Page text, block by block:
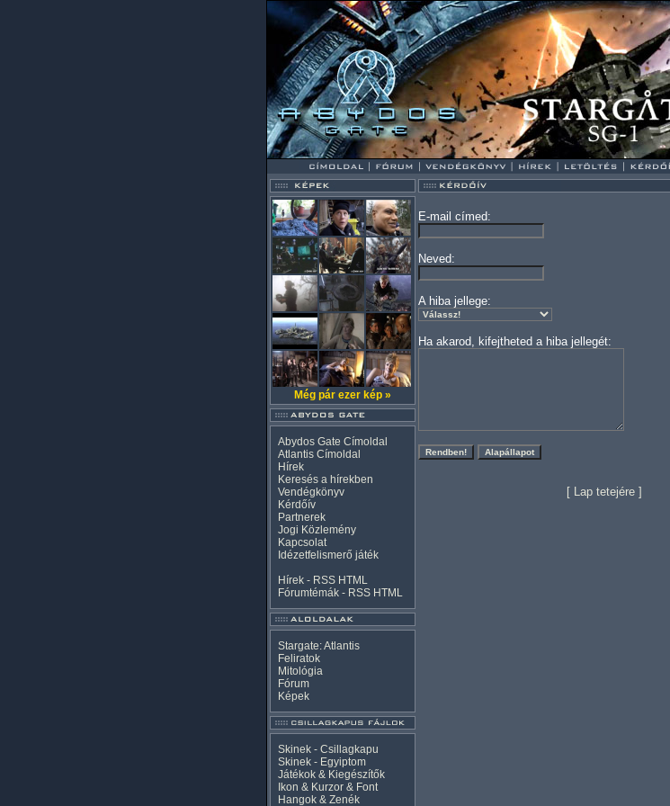
Még pár ezer kép »
Abydos Gate Címoldal
Atlantis Címoldal
Hírek
Keresés a hírekben
Vendégkönyv
Kérdőív
Partnerek
Jogi Közlemény
Kapcsolat
Idézetfelismerő játék
Hírek - RSS HTML
Fórumtémák - RSS HTML
Stargate: Atlantis
Feliratok
Mitológia
Fórum
Képek
Skinek - Csillagkapu
Skinek - Egyiptom
Játékok & Kiegészítők
Ikon & Kurzor & Font
Hangok & Zenék
E-mail címed:
Neved:
A hiba jellege:
Ha akarod, kifejtheted a hiba jellegét:
[ Lap tetejére]